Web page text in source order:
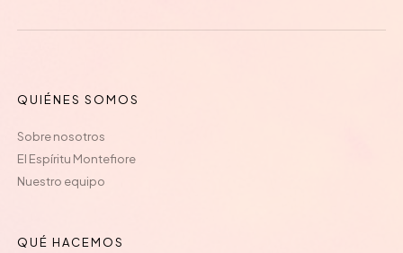
QUIÉNES SOMOS
Sobre nosotros
El Espíritu Montefiore
Nuestro equipo
QUÉ HACEMOS